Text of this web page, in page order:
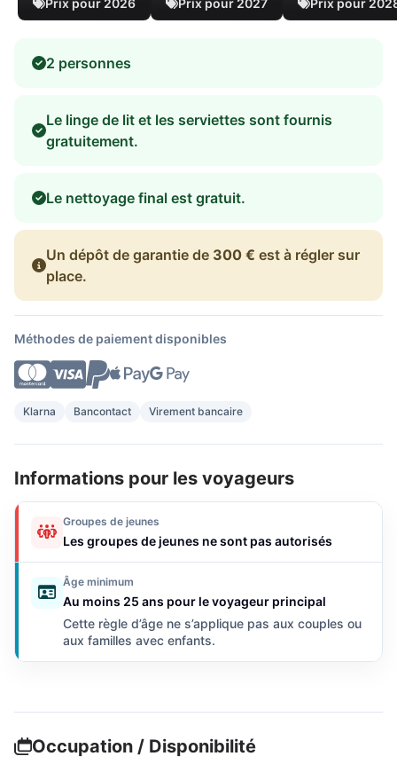
2 personnes
Le linge de lit et les serviettes sont fournis
gratuitement.
Le nettoyage final est gratuit.
Un dépôt de garantie de 300 € est à régler sur
place.
Méthodes de paiement disponibles
Klarna Bancontact Virement bancaire
Informations pour les voyageurs
Groupes de jeunes
Les groupes de jeunes ne sont pas autorisés
Âge minimum
Au moins 25 ans pour le voyageur principal
Cette règle d’âge ne s’applique pas aux couples ou
aux familles avec enfants.
Occupation / Disponibilité